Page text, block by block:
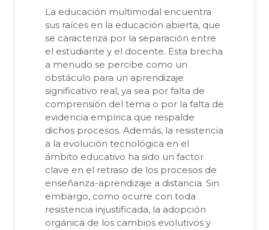
La educación multimodal encuentra
sus raíces en la educación abierta, que
se caracteriza por la separación entre
el estudiante y el docente. Esta brecha
a menudo se percibe como un
obstáculo para un aprendizaje
significativo real, ya sea por falta de
comprensión del tema o por la falta de
evidencia empírica que respalde
dichos procesos. Además, la resistencia
a la evolución tecnológica en el
ámbito educativo ha sido un factor
clave en el retraso de los procesos de
enseñanza-aprendizaje a distancia. Sin
embargo, como ocurre con toda
resistencia injustificada, la adopción
orgánica de los cambios evolutivos y